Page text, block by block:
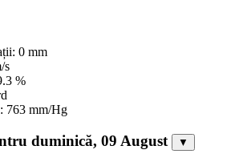
0 mm
s
%
763 mm/Hg
duminică, 09 August ▼